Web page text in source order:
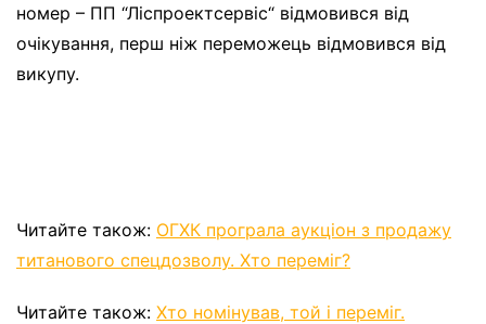
номер – ПП “Ліспроектсервіс“ відмовився від
очікування, перш ніж переможець відмовився від
викупу.
Читайте також: ОГХК програла аукціон з продажу
титанового спецдозволу. Хто переміг?
Читайте також: Хто номінував, той і переміг.